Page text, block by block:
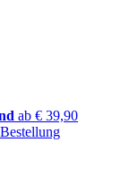
ab € 39,90